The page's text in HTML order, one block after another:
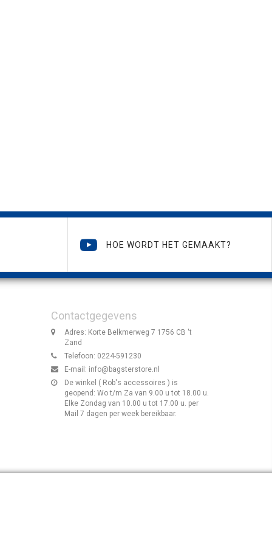
HOE WORDT HET GEMAAKT?
Contactgegevens
Adres: Korte Belkmerweg 7 1756 CB 't
Zand
Telefoon: 0224-591230
E-mail: info@bagsterstore.nl
De winkel ( Rob's accessoires ) is
geopend: Wo t/m Za van 9.00 u tot 18.00 u.
Elke Zondag van 10.00 u tot 17.00 u. per
Mail 7 dagen per week bereikbaar.